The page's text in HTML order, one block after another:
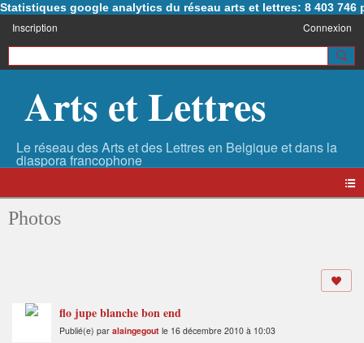
Statistiques google analytics du réseau arts et lettres: 8 403 746
Inscription Connexion
Arts et Lettres
Photos
flo jupe blanche bon end
Publié(e) par alaingegout le 16 décembre 2010 à 10:03